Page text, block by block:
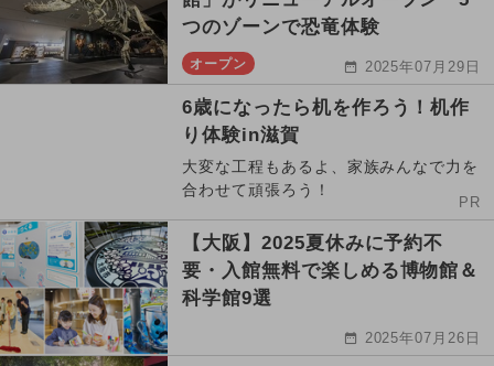
つのゾーンで恐竜体験
オープン 2025年07月29日
6歳になったら机を作ろう！机作
り体験in滋賀
大変な工程もあるよ、家族みんなで力を
合わせて頑張ろう！
PR
【大阪】2025夏休みに予約不
要・入館無料で楽しめる博物館＆
科学館9選
2025年07月26日